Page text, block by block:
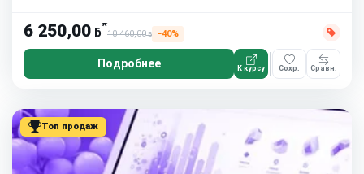
6 250,00 ƃ*
10 460,00ƃ −40%
Подробнее К курсу Сохр. Сравн.
Топ продаж